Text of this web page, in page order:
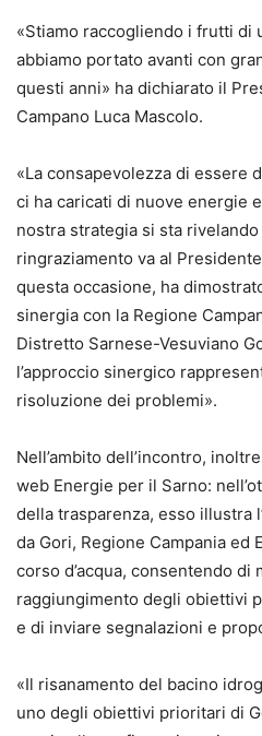
«Stiamo raccogliendo i frutti di
abbiamo portato avanti con
questi anni» ha dichiarato il
Campano Luca Mascolo.
«La consapevolezza di essere
ci ha caricati di nuove energie
nostra strategia si sta
ringraziamento va al
questa occasione, ha
sinergia con la Regione
Distretto Sarnese-Vesuviano
l’approccio sinergico
risoluzione dei problemi».
Nell’ambito dell’incontro,
web Energie per il Sarno: n
della trasparenza, esso illustra
da Gori, Regione Campania ed
corso d’acqua, consentendo
raggiungimento degli obiettivi
e di inviare segnalazioni e
«Il risanamento del bacino
uno degli obiettivi prioritari di